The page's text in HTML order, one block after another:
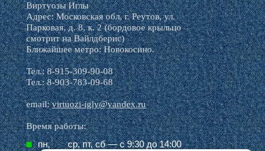
Виртуозы Иглы
Адрес: Московская обл, г. Реутов, ул.
Парковая, д. 8, к. 2 (бордовое крыльцо
смотрит на Вайлдберис)
Ближайшее метро: Новокосино.
Тел.: 8-915-309-90-08
Тел.: 8-903-783-09-68
email:virtuozi-igly@yandex.ru
Время работы:
пн, ср, пт, cб — с 9:30 до 14:00